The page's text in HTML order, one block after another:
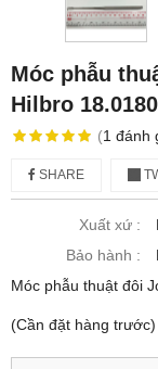
Móc phẫu
Hilbro
(1 đánh
SHARE
Xuất xứ :
Bảo hành :
Móc phẫu thuật đôi
(Cần đặt hàng trước)